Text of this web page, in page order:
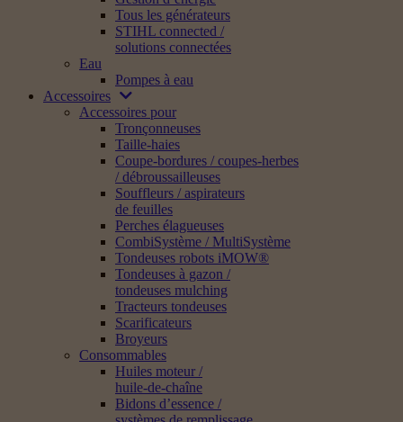
Tous les générateurs
STIHL connected /
solutions connectées
Eau
Pompes à eau
Accessoires
Accessoires pour
Tronçonneuses
Taille-haies
Coupe-bordures / coupes-herbes
/ débroussailleuses
Souffleurs / aspirateurs
de feuilles
Perches élagueuses
CombiSystème / MultiSystème
Tondeuses robots iMOW®
Tondeuses à gazon /
tondeuses mulching
Tracteurs tondeuses
Scarificateurs
Broyeurs
Consommables
Huiles moteur /
huile-de-chaîne
Bidons d’essence /